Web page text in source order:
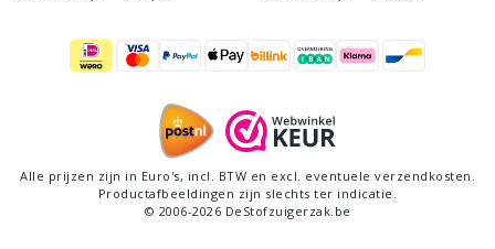
Alle prijzen zijn in Euro's, incl . BTW en excl. eventuele verzendkosten.
Productafbeeldingen zijn slechts ter indicatie.
© 2006-2026 DeStofzuigerzak.be